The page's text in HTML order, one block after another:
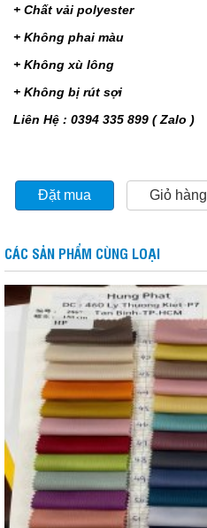
+ Chất vải polyester
+ Không phai màu
+ Không xù lông
+ Không bị rút sợi
Liên Hệ : 0394 335 899 ( Zalo )
Đặt mua Giỏ hàng
CÁC SẢN PHẨM CÙNG LOẠI